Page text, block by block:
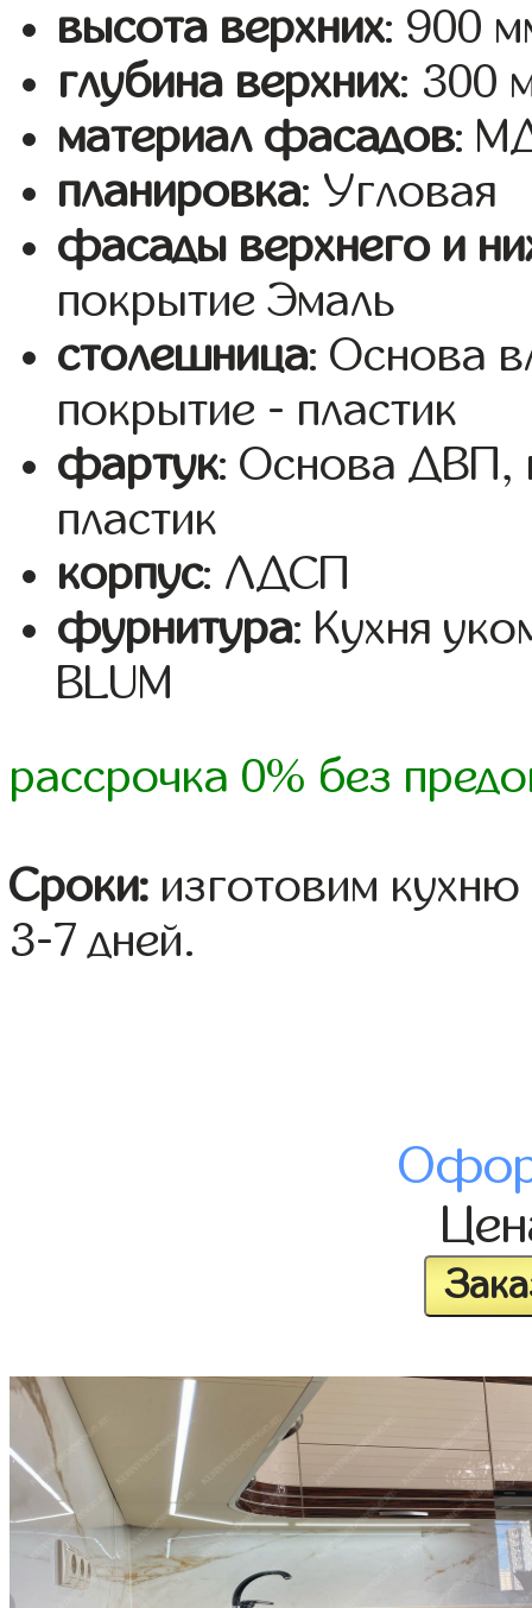
высота верхних: 900
глубина верхних: 300
материал фасадов:
планировка: Угловая
фасады верхнего и
покрытие Эмаль
столешница: Основа
покрытие - пластик
фартук: Основа ДВП,
пластик
корпус: ЛДСП
фурнитура: Кухня
BLUM
рассрочка 0% без
Сроки: изготовим
3-7 дней.